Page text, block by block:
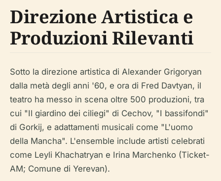
Direzione Artistica e
Produzioni Rilevanti
Sotto la direzione artistica di Alexander Grigoryan
dalla metà degli anni '60, e ora di Fred Davtyan, il
teatro ha messo in scena oltre 500 produzioni, tra
cui "Il giardino dei ciliegi" di Cechov, "I bassifondi"
di Gorkij, e adattamenti musicali come "L'uomo
della Mancha". L'ensemble include artisti celebrati
come Leyli Khachatryan e Irina Marchenko (Ticket-
AM; Comune di Yerevan).